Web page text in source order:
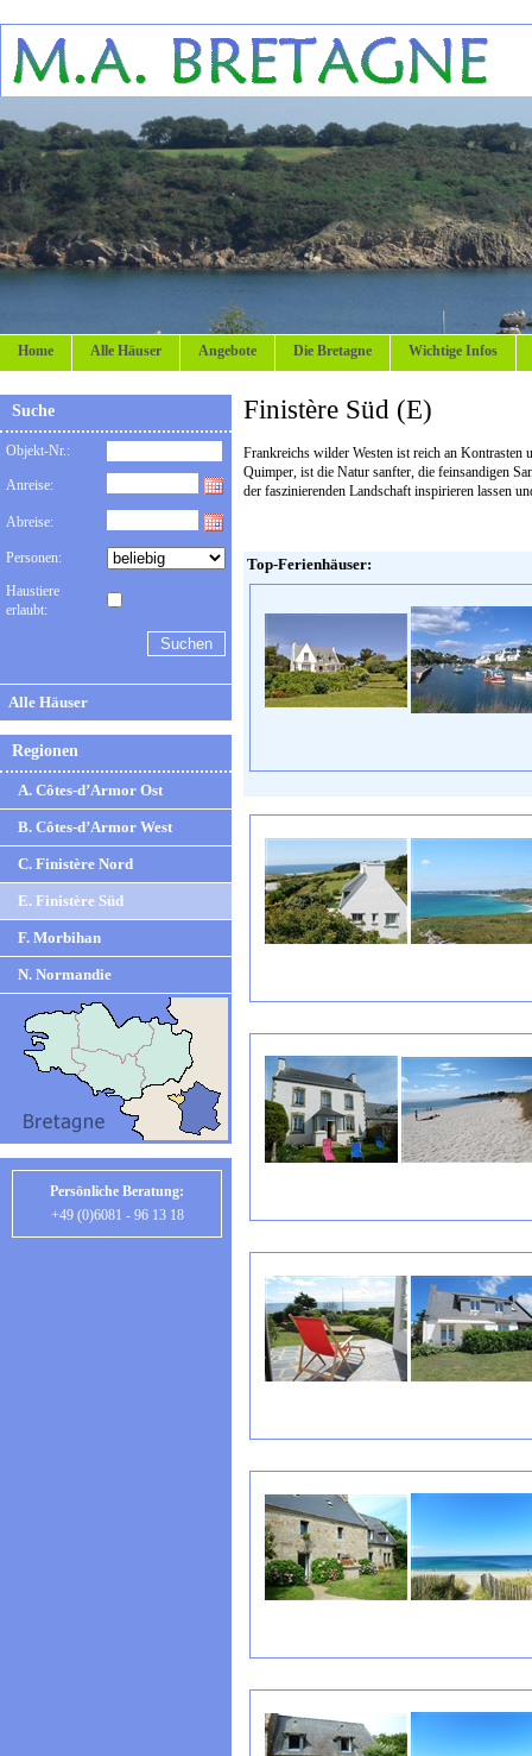
Home Alle Häuser Angebote Die Bretagne Wichtige Infos
Suche
Objekt-Nr.:
Anreise:
Abreise:
Personen:
Haustiere
erlaubt:
Alle Häuser
Regionen
A. Côtes-d’Armor Ost
B. Côtes-d’Armor West
C. Finistère Nord
E. Finistère Süd
F. Morbihan
N. Normandie
Persönliche Beratung:
+49 (0)6081 - 96 13 18
Finistère Süd (E)
Frankreichs wilder Westen ist reich an Kontrasten
Quimper, ist die Natur sanfter, die feinsandigen
der faszinierenden Landschaft inspirieren lassen
Top-Ferienhäuser: